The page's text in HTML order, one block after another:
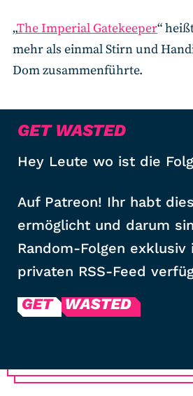
„The Imperial Gatekeeper“
mehr als einmal Stirn und
Dom zusammenführte.
GET WASTED
Hey Leute wo ist die
Auf Patreon! Ihr habt
ermöglicht und darum
Random-Folgen exklusiv
privaten RSS-Feed